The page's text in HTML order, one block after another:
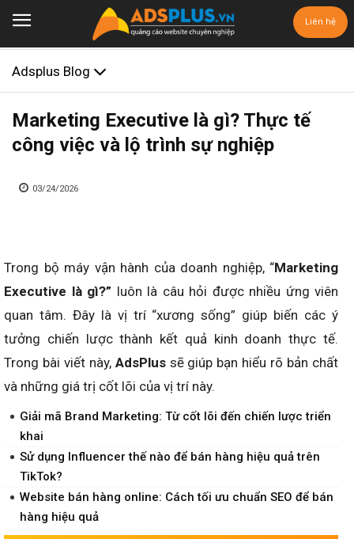
Liên hệ
Adsplus Blog
Marketing Executive là gì? Thực tế
công việc và lộ trình sự nghiệp
03/24/2026
Trong bộ máy vận hành của doanh nghiệp, “Marketing
Executive là gì?” luôn là câu hỏi được nhiều ứng viên
quan tâm. Đây là vị trí “xương sống” giúp biến các ý
tưởng chiến lược thành kết quả kinh doanh thực tế.
Trong bài viết này, AdsPlussẽ giúp bạn hiểu rõ bản chất
và những giá trị cốt lõi của vị trí này.
Giải mã Brand Marketing: Từ cốt lõi đến chiến lược triển
khai
Sử dụng Influencer thế nào để bán hàng hiệu quả trên
TikTok?
Website bán hàng online: Cách tối ưu chuẩn SEO để bán
hàng hiệu quả